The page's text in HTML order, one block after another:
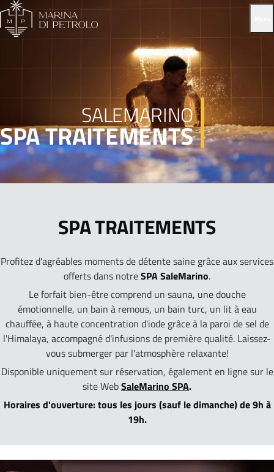
SALEMARINO
SPA TRAITEMENTS
SPA TRAITEMENTS
Profitez d'agréables moments de détente saine grâce aux services
offerts dans notreSPA SaleMarino.
Le forfait bien-être comprend un sauna, une douche
émotionnelle, un bain à remous, un bain turc, un lit à eau
chauffée, à haute concentration d'iode grâce à la paroi de sel de
l'Himalaya, accompagné d'infusions de première qualité. Laissez-
vous submerger par l'atmosphère relaxante!
Disponible uniquement sur réservation, également en ligne sur le
site WebSaleMarino SPA.
Horaires d'ouverture: tous les jours (sauf le dimanche) de 9h à
19h.